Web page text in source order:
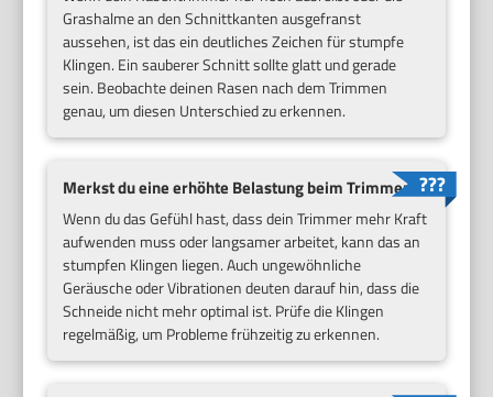
Grashalme an den Schnittkanten ausgefranst
aussehen, ist das ein deutliches Zeichen für stumpfe
Klingen. Ein sauberer Schnitt sollte glatt und gerade
sein. Beobachte deinen Rasen nach dem Trimmen
genau, um diesen Unterschied zu erkennen.
Merkst du eine erhöhte Belastung beim Trimmen?
Wenn du das Gefühl hast, dass dein Trimmer mehr Kraft
aufwenden muss oder langsamer arbeitet, kann das an
stumpfen Klingen liegen. Auch ungewöhnliche
Geräusche oder Vibrationen deuten darauf hin, dass die
Schneide nicht mehr optimal ist. Prüfe die Klingen
regelmäßig, um Probleme frühzeitig zu erkennen.